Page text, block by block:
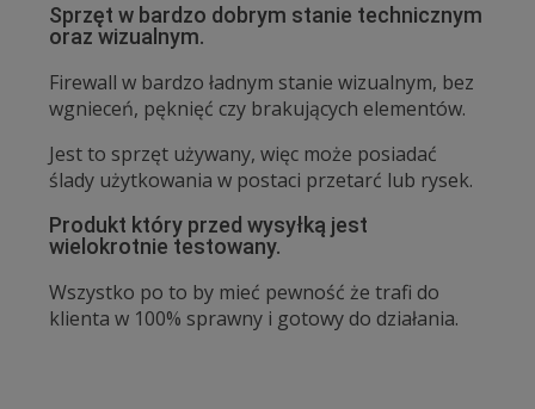
Sprzęt w bardzo dobrym stanie technicznym
oraz wizualnym.
Firewall w bardzo ładnym stanie wizualnym, bez
wgnieceń, pęknięć czy brakujących elementów.
Jest to sprzęt używany, więc może posiadać
ślady użytkowania w postaci przetarć lub rysek.
Produkt który przed wysyłką jest
wielokrotnie testowany.
Wszystko po to by mieć pewność że trafi do
klienta w 100% sprawny i gotowy do działania.